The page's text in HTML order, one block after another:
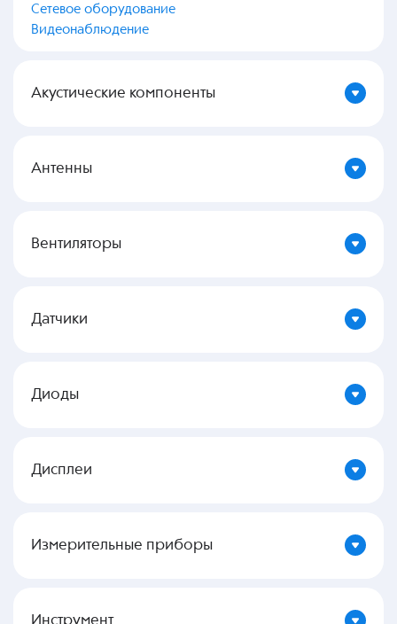
Сетевое оборудование
Видеонаблюдение
Акустические компоненты
Антенны
Вентиляторы
Датчики
Диоды
Дисплеи
Измерительные приборы
Инструмент